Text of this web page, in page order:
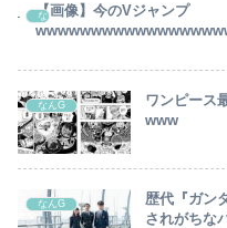
なんG
【画像】今のVジャンプ
なんG
ワンピース
www
なんG
歴代『ガン
されがちな